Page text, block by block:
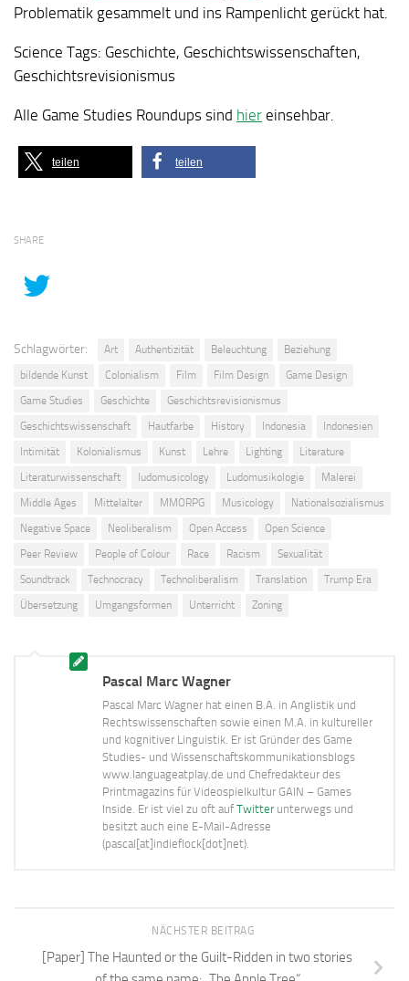
Problematik gesammelt und ins Rampenlicht gerückt hat.
Science Tags: Geschichte, Geschichtswissenschaften,
Geschichtsrevisionismus
Alle Game Studies Roundups sind hier einsehbar.
teilen teilen
SHARE
Schlagwörter: Art Authentizität Beleuchtung
Beziehung
bildende Kunst
Colonialism Film Film Design
Game Design
Game Studies
Geschichte
Geschichtsrevisionismus
Geschichtswissenschaft
Hautfarbe History Indonesia
Indonesien
Intimität
Kolonialismus Kunst Lehre Lighting
Literature
Literaturwissenschaft
ludomusicology Ludomusikologie
Malerei
Middle Ages
Mittelalter MMORPG Musicology
Nationalsozialismus
Negative Space
Neoliberalism Open Access
Open Science
Peer Review
People of Colour Race Racism
Sexualität
Soundtrack
Technocracy Technoliberalism Translation
Trump Era
Übersetzung
Umgangsformen Unterricht Zoning
Pascal Marc Wagner
Pascal Marc Wagner hat einen B.A. in Anglistik und
Rechtswissenschaften sowie einen M.A. in kultureller
und kognitiver Linguistik. Er ist Gründer des Game
Studies- und Wissenschaftskommunikationsblogs
www.languageatplay.de und Chefredakteur des
Printmagazins für Videospielkultur GAIN – Games
Inside. Er ist viel zu oft aufTwitterunterwegs und
besitzt auch eine E-Mail-Adresse
(pascal[at]indieflock[dot]net).
NÄCHSTER BEITRAG
[Paper] The Haunted or the Guilt-Ridden in two stories